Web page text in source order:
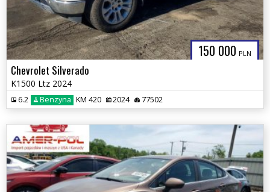
150 000 PLN
Chevrolet Silverado
K1500 Ltz 2024
6.2 Benzyna KM 420 2024 77502